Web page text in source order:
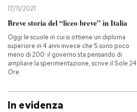
17/11/2021
Breve storia del “liceo breve” in Italia
Oggi le scuole in cui si ottiene un diploma
superiore in 4 anni invece che 5 sono poco
meno di 200: il governo sta pensando di
ampliare la sperimentazione, scrive il Sole 24
Ore
In evidenza